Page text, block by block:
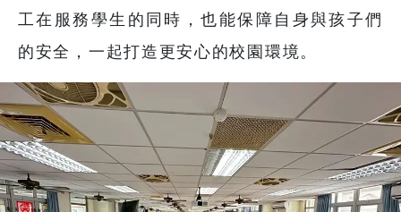
工在服務學生的同時，也能保障自身與孩子們
的安全，一起打造更安心的校園環境。